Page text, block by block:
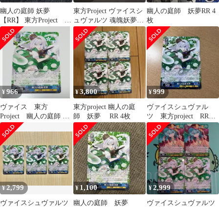
幽人の庭師 妖夢
【RR】 東方Project ヴ
ァイス
東方Project ヴァイスシ
ュヴァルツ 魂魄妖夢
RR
幽人の庭師 妖夢RR 4
枚
¥966
ヴァイス 東方
Project 幽人の庭師 妖
夢 RR
¥3,800
東方project 幽人の庭
師 妖夢 RR 4枚
¥999
ヴァイスシュヴァル
ツ 東方project RR
幽人の庭師 妖夢
¥2,799
ヴァイスシュヴァルツ
¥1,100
幽人の庭師 妖夢
¥2,999
ヴァイスシュヴァルツ